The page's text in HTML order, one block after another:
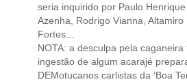
seria inquirido por Paulo
Azenha, Rodrigo Vianna,
Fortes...
NOTA: a desculpa pela
ingestão de algum acarajé
DEMotucanos carlistas da ‘Boa